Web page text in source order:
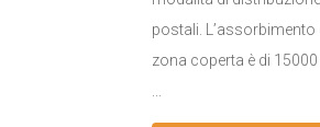
postali. L’assorbimento
zona coperta è di